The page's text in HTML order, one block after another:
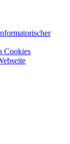
Cookies